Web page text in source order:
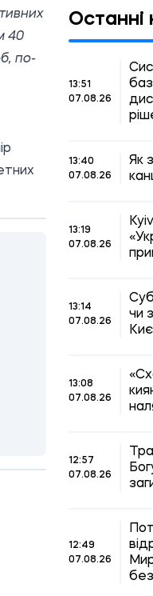
40
по-
Останні
13:51
07.08.26
13:40
07.08.26
Як
13:19
07.08.26
13:14
07.08.26
чи
13:08
07.08.26
12:57
07.08.26
12:49
07.08.26